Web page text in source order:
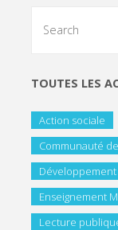
TOUTES LES
Action sociale
Communauté
Développement
Enseignement
Lecture